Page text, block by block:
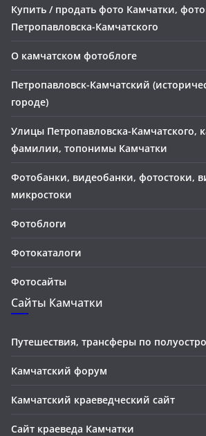
Купить / продать фото Камчатки,
Петропавловска-Камчатского
О камчатском фотоблоге
Петропавловск-Камчатский
городе)
Улицы Петропавловска-Камчатского,
фамилии, топонимы Камчатки
Фотобанки, видеобанки, фотостоки,
микростоки
Фотоблоги
Фотокаталоги
Фотосайты
Сайты Камчатки
Путешествия, трансферы по
Камчатский форум
Камчатский краеведческий сайт
Сайт краеведа Камчатки